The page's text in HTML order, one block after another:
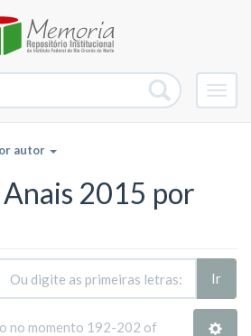
autor
2015 por
Ir
no momento 192-202 of